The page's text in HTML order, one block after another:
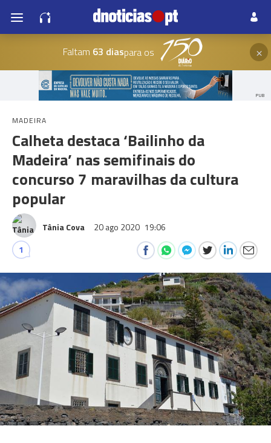
Faltam 63 diaspara os ×
PUB
MADEIRA
Calheta destaca ‘Bailinho da
Madeira’ nas semifinais do
concurso 7 maravilhas da cultura
popular
Tânia Cova 20 ago 2020 19:06
1